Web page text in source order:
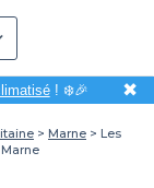
! ❄️🎉 ✖
Marne
Les